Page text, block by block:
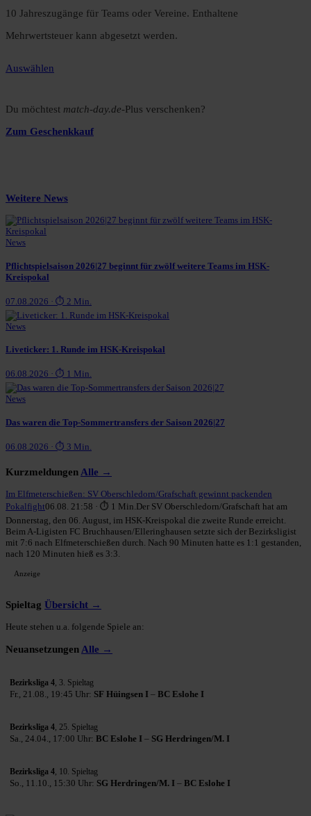
10 Jahreszugänge für Teams oder Vereine. Enthaltene
Mehrwertsteuer kann abgesetzt werden.
Auswählen
Du möchtest match-day.de-Plus verschenken?
Zum Geschenkkauf
Weitere News
News
Pflichtspielsaison 2026|27 beginnt für zwölf weitere Teams im HSK-
Kreispokal
07.08.2026 · ⏱ 2 Min.
News
Liveticker: 1. Runde im HSK-Kreispokal
06.08.2026 · ⏱ 1 Min.
News
Das waren die Top-Sommertransfers der Saison 2026|27
06.08.2026 · ⏱ 3 Min.
Kurzmeldungen Alle →
Im Elfmeterschießen: SV Oberschledorn/Grafschaft gewinnt packenden
Pokalfight06.08. 21:58 · ⏱ 1 Min.Der SV Oberschledorn/Grafschaft hat am
Donnerstag, den 06. August, im HSK-Kreispokal die zweite Runde erreicht.
Beim A-Ligisten FC Bruchhausen/Elleringhausen setzte sich der Bezirksligist
mit 7:6 nach Elfmeterschießen durch. Nach 90 Minuten hatte es 1:1 gestanden,
nach 120 Minuten hieß es 3:3.
Anzeige
Spieltag Übersicht →
Heute stehen u.a. folgende Spiele an:
Neuansetzungen Alle →
Bezirksliga 4, 3. Spieltag
Fr., 21.08., 19:45 Uhr: SF Hüingsen I – BC Eslohe I
Bezirksliga 4, 25. Spieltag
Sa., 24.04., 17:00 Uhr: BC Eslohe I – SG Herdringen/M. I
Bezirksliga 4, 10. Spieltag
So., 11.10., 15:30 Uhr: SG Herdringen/M. I – BC Eslohe I